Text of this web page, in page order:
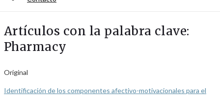
Artículos con la palabra clave:
Pharmacy
Original
Identificación de los componentes afectivo-motivacionales para el